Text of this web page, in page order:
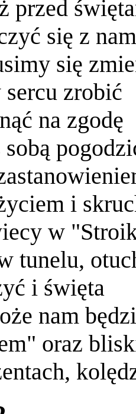
przed
się z
się
zrobić
na zgodę
sobą
i
w
tunelu,
i święta
nam
oraz